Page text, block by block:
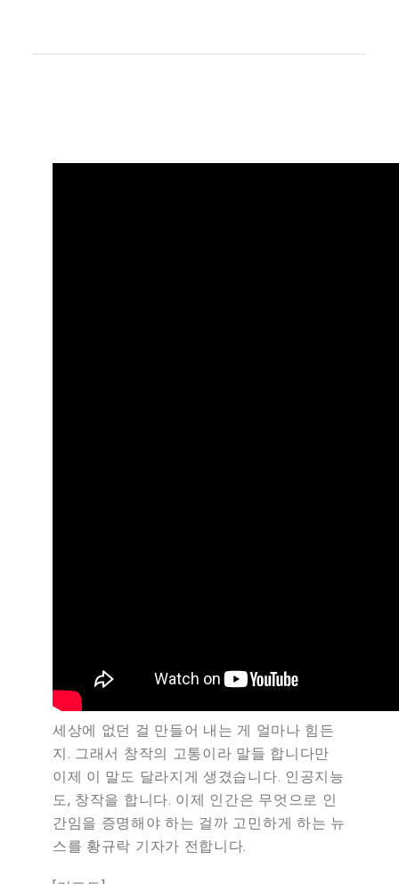
세상에 없던 걸 만들어 내는 게 얼마나 힘든
지. 그래서 창작의 고통이라 말들 합니다만
이제 이 말도 달라지게 생겼습니다. 인공지능
도, 창작을 합니다. 이제 인간은 무엇으로 인
간임을 증명해야 하는 걸까 고민하게 하는 뉴
스를 황규락 기자가 전합니다.